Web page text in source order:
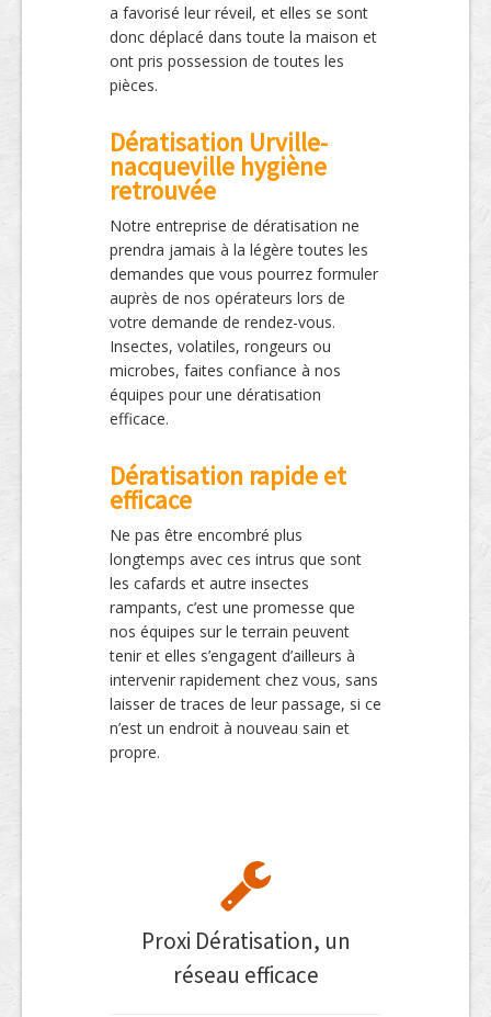
a favorisé leur réveil, et elles se sont
donc déplacé dans toute la maison et
ont pris possession de toutes les
pièces.
Dératisation Urville-
nacqueville hygiène
retrouvée
Notre entreprise de dératisation ne
prendra jamais à la légère toutes les
demandes que vous pourrez formuler
auprès de nos opérateurs lors de
votre demande de rendez-vous.
Insectes, volatiles, rongeurs ou
microbes, faites confiance à nos
équipes pour une dératisation
efficace.
Dératisation rapide et
efficace
Ne pas être encombré plus
longtemps avec ces intrus que sont
les cafards et autre insectes
rampants, c’est une promesse que
nos équipes sur le terrain peuvent
tenir et elles s’engagent d’ailleurs à
intervenir rapidement chez vous, sans
laisser de traces de leur passage, si ce
n’est un endroit à nouveau sain et
propre.
Proxi Dératisation, un
réseau efficace